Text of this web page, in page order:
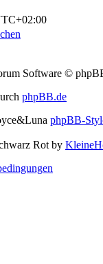
Software ©
phpBB.de
phpBB-
Rot by